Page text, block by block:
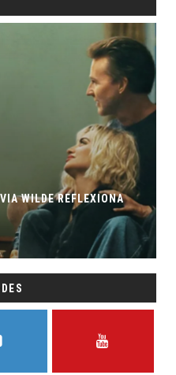
WILDE REFLEXIONA